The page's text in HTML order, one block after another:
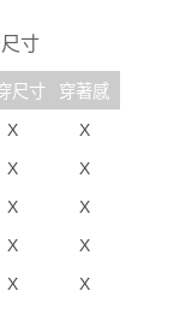
寸
尺寸
穿著感
X
X
X
X
X
X
X
X
X
X